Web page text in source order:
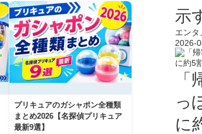
プリキュアのガシャポン全種類
まとめ2026【名探偵プリキュア
最新9選】
示
エンタ
2026-
っ
に